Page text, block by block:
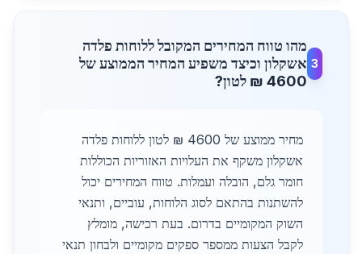
3
מהו טווח המחירים המקובל ללוחות פלדה
אשקלון וכיצד משפיע המחיר הממוצע של
4600 ₪ לטון?
מחיר ממוצע של 4600 ₪ לטון ללוחות פלדה
אשקלון משקף את העלויות האזוריות הכוללות
חומר גלם, הובלה ועמלות. טווח המחירים יכול
להשתנות בהתאם לסוג הלוחות, עוביים, ותנאי
השוק המקומיים בדרום. בעת רכישה, מומלץ
לקבל הצעות ממספר ספקים מקומיים ולבחון תנאי